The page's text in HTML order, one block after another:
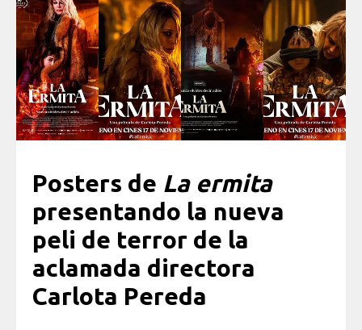
Posters de La ermita
presentando la nueva
peli de terror de la
aclamada directora
Carlota Pereda